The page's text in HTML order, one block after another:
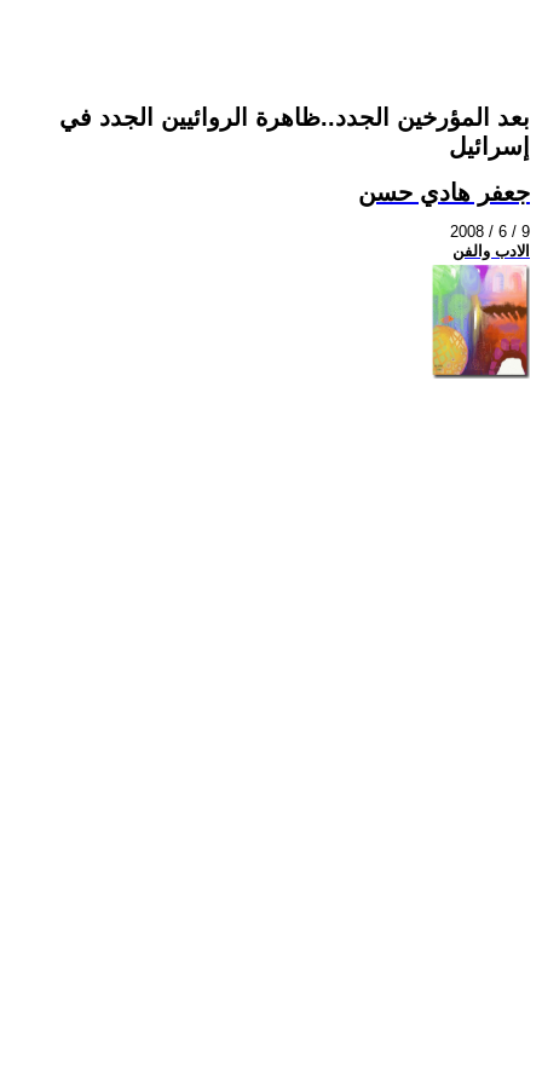
بعد المؤرخين الجدد..ظاهرة الروائيين الجدد في
إسرائيل
جعفر هادي حسن
2008 / 6 / 9
الادب والفن